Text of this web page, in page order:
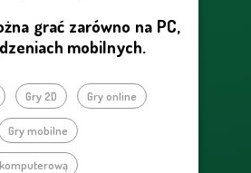
grać zarówno na PC,
mobilnych.
Gry 2D Gry online
Gry mobilne